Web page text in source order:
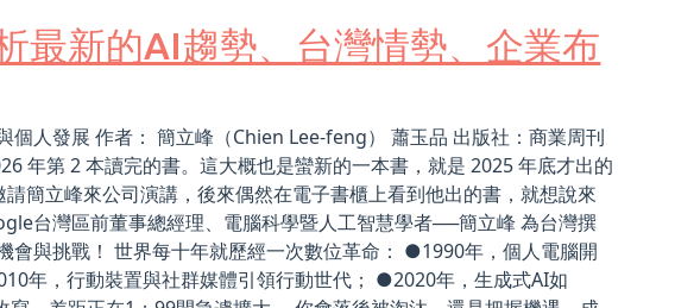
最新的AI趨勢、台灣情勢、企業布
人發展 作者： 簡立峰（Chien Lee-feng） 蕭玉品 出版社：商業周刊
年第 2 本讀完的書。這大概也是蠻新的一本書，就是 2025 年底才出的
簡立峰來公司演講，後來偶然在電子書櫃上看到他出的書，就想說來
台灣區前董事總經理、電腦科學暨人工智慧學者──簡立峰 為台灣撰
會與挑戰！ 世界每十年就歷經一次數位革命： ●1990年，個人電腦開
年，行動裝置與社群媒體引領行動世代； ●2020年，生成式AI如